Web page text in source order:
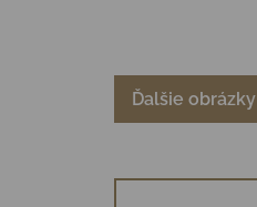
Ďalšie obrázky